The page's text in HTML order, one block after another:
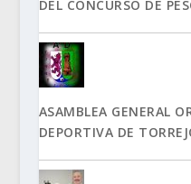
DEL CONCURSO DE
ASAMBLEA GENERAL
DEPORTIVA DE